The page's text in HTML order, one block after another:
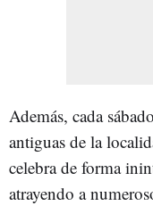
Además, cada
antiguas de la
celebra de forma
atrayendo a